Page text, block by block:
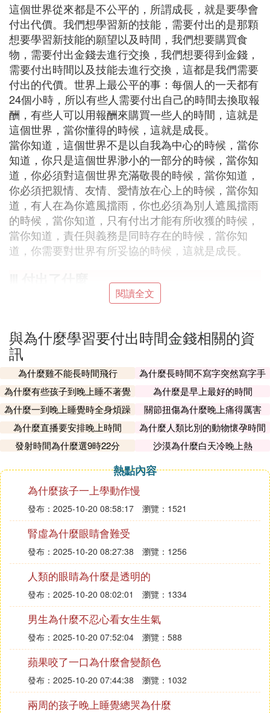
這個世界從來都是不公平的，所謂成長，就是要學會
付出代價。我們想學習新的技能，需要付出的是那顆
想要學習新技能的願望以及時間，我們想要購買食
物，需要付出金錢去進行交換，我們想要得到金錢，
需要付出時間以及技能去進行交換，這都是我們需要
付出的代價。世界上最公平的事：每個人的一天都有
24個小時，所以有些人需要付出自己的時間去換取報
酬，有些人可以用報酬來購買一些人的時間，這就是
這個世界，當你懂得的時候，這就是成長。
當你知道，這個世界不是以自我為中心的時候，當你
知道，你只是這個世界渺小的一部分的時候，當你知
道，你必須對這個世界充滿敬畏的時候，當你知道，
你必須把親情、友情、愛情放在心上的時候，當你知
道，有人在為你遮風擋雨，你也必須為別人遮風擋雨
的時候，當你知道，只有付出才能有所收獲的時候，
當你知道，責任與義務是同時存在的時候，當你知
道，你需要對世界有所妥協的時候，這就是成長。
時間、精力、努力或者金錢
任務而需要付出時間。時間是最寶貴的資源，無法挽
回，一旦消耗，便無法重現。在學習、工作、生活
中，都需要投入一定的時間來獲取成果。無論是學習
新知識，還是提升技能，都需要花費時間去學習、實
踐、反思和總結經驗。
2. 付出精力：除了時間之外，人們還需要付出精力。
精力是指人的意志、情感和能量。在完成任務時，需
要集中精力，保持專注和毅力。只有付出足夠的精
力，才能克服困難，取得成功。
3. 付出努力：努力是成功的關鍵。只有付出努力，才
能實現目標。努力是指堅持不懈地追求目標，克服困
難和挫折。在學習和工作中，需要不斷努力提高自己
的能力和水平，才能獲得更好的成果。
4. 付出金錢：在某些情況下，為了獲得某些資源或服
務，人們也需要付出金錢。金錢是一種交換媒介，可
以用來購買物品和服務，幫助人們解決生活中的各種
問題。雖然金錢的付出是物質上的，但它也是實現目
標的一種必要手段。
總之，付出是多種多樣的，可以是時間、精力、努力
或金錢等。不同的付出形式在不同的場合和情境下都
有其重要的作用。
閱讀全文
與為什麼學習要付出時間金錢相關的資
訊
為什麼雞不能長時間飛行
為什麼長時間不寫字突然寫字手
會不習慣
為什麼有些孩子到晚上睡不著覺
為什麼是早上最好的時間
為什麼一到晚上睡覺時全身煩躁
關節扭傷為什麼晚上痛得厲害
為什麼直播要安排晚上時間
為什麼人類比別的動物懷孕時間
長
發射時間為什麼選9時22分 沙漠為什麼白天冷晚上熱
熱點內容
為什麼孩子一上學動作慢
發布：2025-10-20 08:58:17 瀏覽：1521
腎虛為什麼眼睛會難受
發布：2025-10-20 08:27:38 瀏覽：1256
人類的眼睛為什麼是透明的
發布：2025-10-20 08:02:01 瀏覽：1334
男生為什麼不忍心看女生生氣
發布：2025-10-20 07:52:04 瀏覽：588
蘋果咬了一口為什麼會變顏色
發布：2025-10-20 07:44:38 瀏覽：1032
兩周的孩子晚上睡覺總哭為什麼